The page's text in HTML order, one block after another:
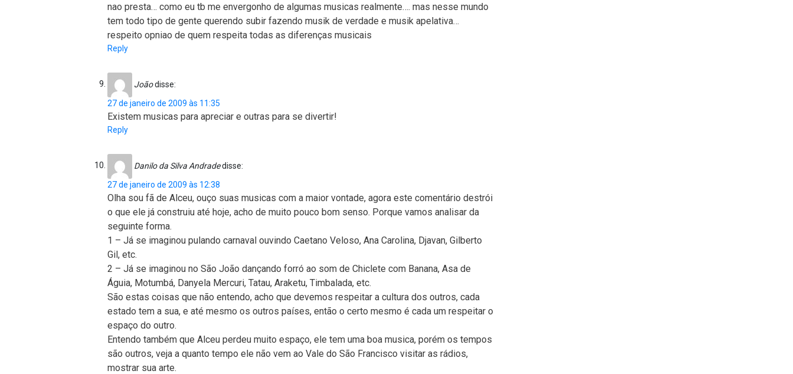
nao presta… como eu tb me envergonho de algumas musicas realmente…. mas nesse mundo
tem todo tipo de gente querendo subir fazendo musik de verdade e musik apelativa…
respeito opniao de quem respeita todas as diferenças musicais
Reply
Joãodisse:
27 de janeiro de 2009 às 11:35
Existem musicas para apreciar e outras para se divertir!
Reply
Danilo da Silva Andradedisse:
27 de janeiro de 2009 às 12:38
Olha sou fã de Alceu, ouço suas musicas com a maior vontade, agora este comentário destrói
o que ele já construiu até hoje, acho de muito pouco bom senso. Porque vamos analisar da
seguinte forma.
1 – Já se imaginou pulando carnaval ouvindo Caetano Veloso, Ana Carolina, Djavan, Gilberto
Gil, etc.
2 – Já se imaginou no São João dançando forró ao som de Chiclete com Banana, Asa de
Águia, Motumbá, Danyela Mercuri, Tatau, Araketu, Timbalada, etc.
São estas coisas que não entendo, acho que devemos respeitar a cultura dos outros, cada
estado tem a sua, e até mesmo os outros países, então o certo mesmo é cada um respeitar o
espaço do outro.
Entendo também que Alceu perdeu muito espaço, ele tem uma boa musica, porém os tempos
são outros, veja a quanto tempo ele não vem ao Vale do São Francisco visitar as rádios,
mostrar sua arte.